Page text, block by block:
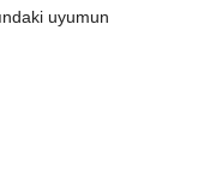
uyumun